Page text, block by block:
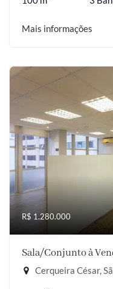
Mais informações
R$ 1.280.000
Sala/Conjunto à
Cerqueira César,